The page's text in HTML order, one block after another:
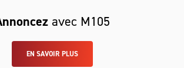
avec M105
EN SAVOIR PLUS